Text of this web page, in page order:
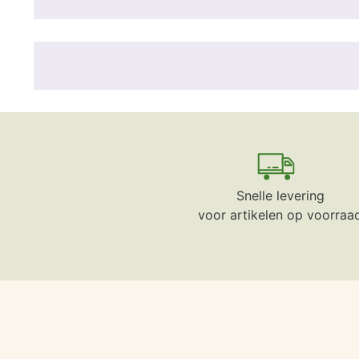
Snelle levering
voor artikelen op